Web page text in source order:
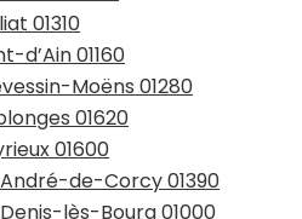
01310
d’Ain 01160
Moëns 01280
01620
01600
de-Corcy 01390
lès-Bourg 01000